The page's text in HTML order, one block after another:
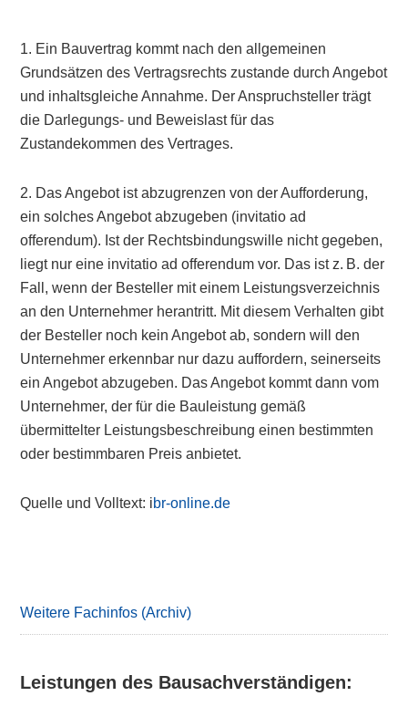
1. Ein Bauvertrag kommt nach den allgemeinen
Grundsätzen des Vertragsrechts zustande durch Angebot
und inhaltsgleiche Annahme. Der Anspruchsteller trägt
die Darlegungs- und Beweislast für das
Zustandekommen des Vertrages.
2. Das Angebot ist abzugrenzen von der Aufforderung,
ein solches Angebot abzugeben (invitatio ad
offerendum). Ist der Rechtsbindungswille nicht gegeben,
liegt nur eine invitatio ad offerendum vor. Das ist z. B. der
Fall, wenn der Besteller mit einem Leistungsverzeichnis
an den Unternehmer herantritt. Mit diesem Verhalten gibt
der Besteller noch kein Angebot ab, sondern will den
Unternehmer erkennbar nur dazu auffordern, seinerseits
ein Angebot abzugeben. Das Angebot kommt dann vom
Unternehmer, der für die Bauleistung gemäß
übermittelter Leistungsbeschreibung einen bestimmten
oder bestimmbaren Preis anbietet.
Quelle und Volltext: ibr-online.de
Weitere Fachinfos (Archiv)
Leistungen des Bausachverständigen: